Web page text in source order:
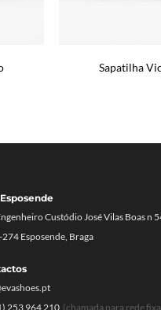
Sapatilha
Custódio José Vilas Boas n
Esposende, Braga
253 964 210 (chamada para rede